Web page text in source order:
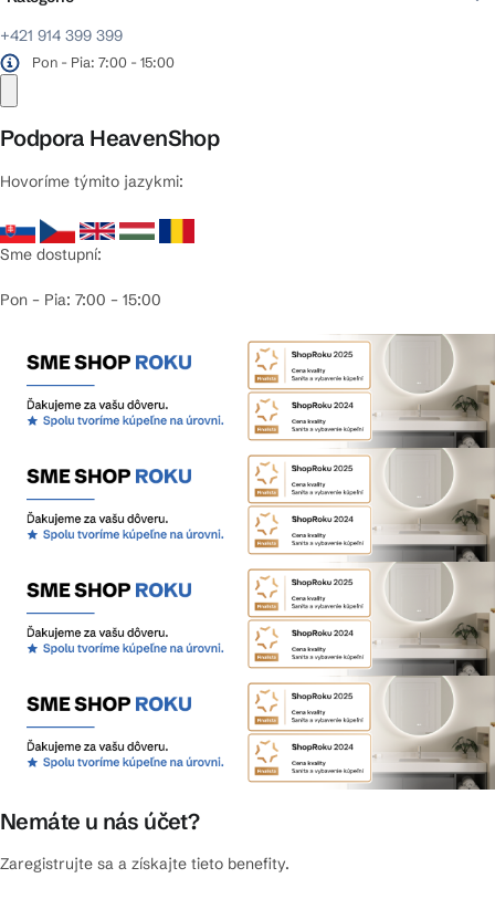
+421 914 399 399
Pon - Pia: 7:00 - 15:00
Podpora HeavenShop
Hovoríme týmito jazykmi:
Sme dostupní:
Pon – Pia: 7:00 – 15:00
Nemáte u nás účet?
Zaregistrujte sa a získajte tieto benefity.